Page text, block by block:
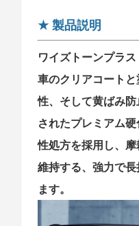
★製品説明
ワイズトーンプラス
車のクリアコート
性、そして黄ばみ
されたプレミアム
性処方を採用し、
維持する、強力で
ます。